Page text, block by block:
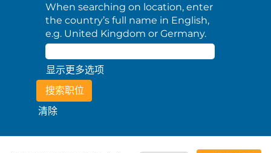
When searching on location, enter
the country’s full name in English,
e.g. United Kingdom or Germany.
显示更多选项
清除